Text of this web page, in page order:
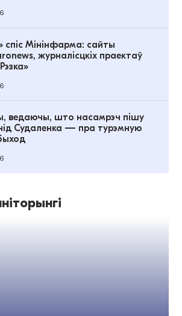
спіс Мінінфарма: сайты
журналісцкіх праектаў
ведаючы, што насамрэч пішу
Судаленка — пра турэмную